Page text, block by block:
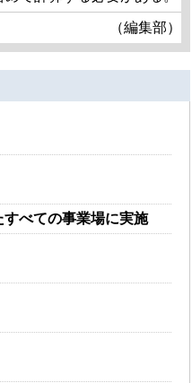
（編集部）
べての事業場に実施